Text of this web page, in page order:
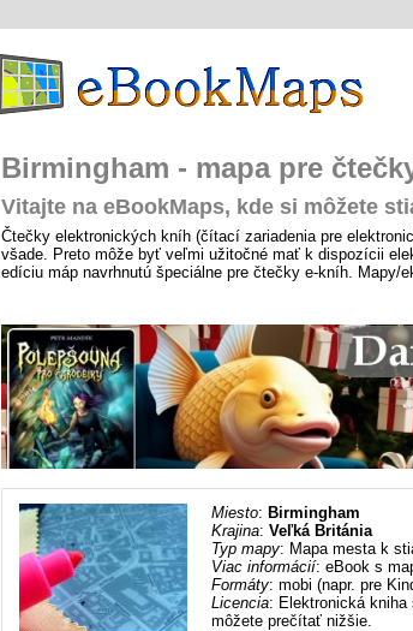
Birmingham - mapa pre
Vitajte na eBookMaps, kde si môžete
Čtečky elektronických kníh (čítací zariadenia pre
všade. Preto môže byť veľmi užitočné mať k dispozícii
edíciu máp navrhnutú špeciálne pre čtečky e-kníh. Mapy/
Miesto: Birmingham
Krajina: Veľká Británia
Typ mapy: Mapa mesta k
Viac informácií: eBook s
Formáty: mobi (napr. pre
Licencia: Elektronická
môžete prečítať nižšie.